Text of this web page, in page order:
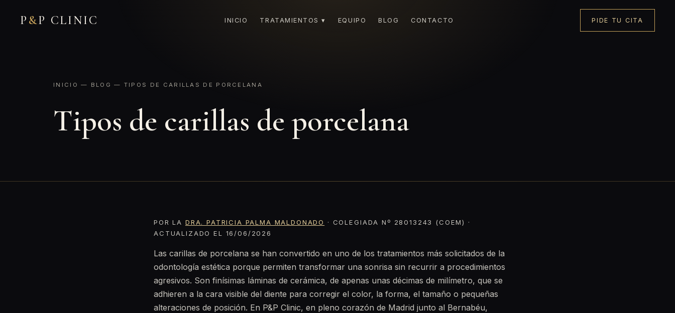
P &P CLINIC INICIO TRATAMIENTOS ▾ EQUIPO BLOG CONTACTO PIDE TU CITA
INICIO — BLOG — TIPOS DE CARILLAS DE PORCELANA
Tipos de carillas de porcelana
POR LA DRA. PATRICIA PALMA MALDONADO
· COLEGIADA Nº 28013243 (COEM) ·
ACTUALIZADO EL 16/06/2026
Las carillas de porcelana se han convertido en uno de los tratamientos más solicitados de la
odontología estética porque permiten transformar una sonrisa sin recurrir a procedimientos
agresivos. Son finísimas láminas de cerámica, de apenas unas décimas de milímetro, que se
adhieren a la cara visible del diente para corregir el color, la forma, el tamaño o pequeñas
alteraciones de posición. En P&P Clinic, en pleno corazón de Madrid junto al Bernabéu,